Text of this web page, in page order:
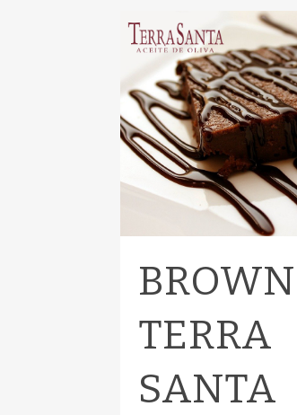
TERRA
SANTA